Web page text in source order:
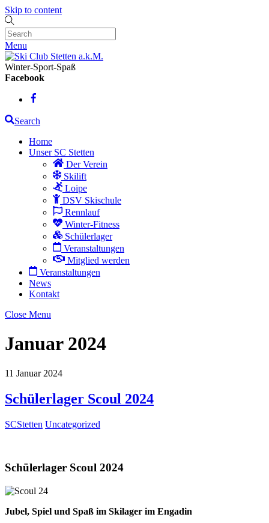
Skip to content
Menu
Winter-Sport-Spaß
Facebook
Search
Home
Unser SC Stetten
Der Verein
Skilift
Loipe
DSV Skischule
Rennlauf
Winter-Fitness
Schülerlager
Veranstaltungen
Mitglied werden
Veranstaltungen
News
Kontakt
Close Menu
Januar 2024
11 Januar 2024
Schülerlager Scoul 2024
SCStetten Uncategorized
Schülerlager Scoul 2024
Jubel, Spiel und Spaß im Skilager im Engadin